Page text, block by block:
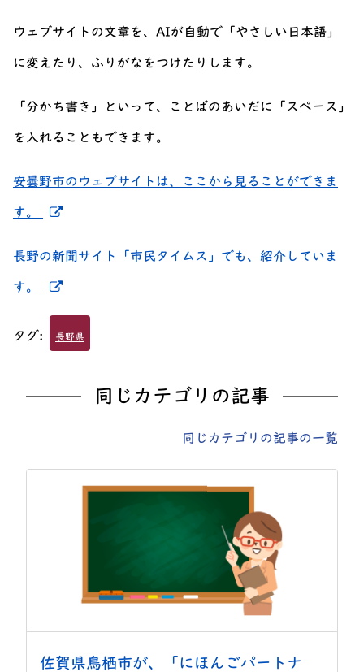
ウェブサイトの文章を、AIが自動で「やさしい日本語」
に変えたり、ふりがなをつけたりします。
「分かち書き」といって、ことばのあいだに「スペース」
を入れることもできます。
安曇野市のウェブサイトは、ここから見ることができま
す。
長野の新聞サイト「市民タイムス」でも、紹介していま
す。
タグ: 長野県
同じカテゴリの記事
同じカテゴリの記事の一覧
佐賀県鳥栖市が、「にほんごパートナ